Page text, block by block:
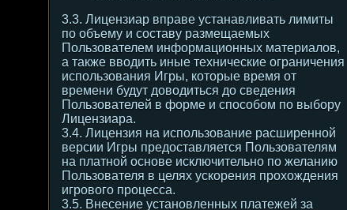
3.3. Лицензиар вправе устанавливать лимиты
по объему и составу размещаемых
Пользователем информационных материалов,
а также вводить иные технические ограничения
использования Игры, которые время от
времени будут доводиться до сведения
Пользователей в форме и способом по выбору
Лицензиара.
3.4. Лицензия на использование расширенной
версии Игры предоставляется Пользователям
на платной основе исключительно по желанию
Пользователя в целях ускорения прохождения
игрового процесса.
3.5. Внесение установленных платежей за